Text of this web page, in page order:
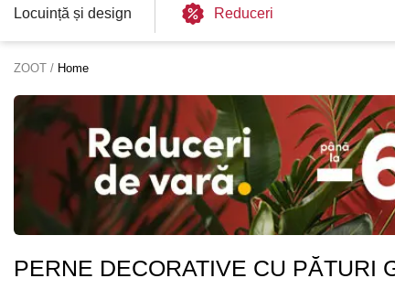
Locuință și design Reduceri
ZOOT Home
PERNE DECORATIVE CU PĂTURI